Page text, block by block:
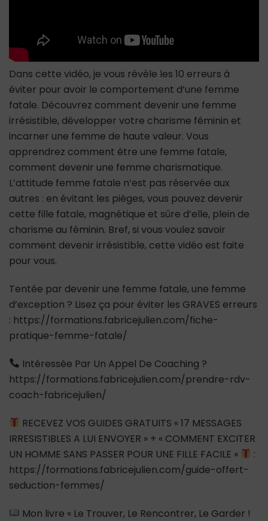
Irrésistible
Dans cette vidéo, je vous révèle les 10 erreurs à
éviter pour avoir le comportement d’une femme
fatale. Découvrez comment devenir une femme
irrésistible, développer votre charisme féminin et
incarner une femme de haute valeur. Vous
apprendrez comment être une femme fatale,
comment devenir une femme charismatique.
L’attitude femme fatale n’est pas réservée aux
autres : en évitant les pièges, vous pouvez devenir
cette fille fatale, magnétique et sûre d’elle, plein de
charisme au féminin. Bref, si vous voulez savoir
comment devenir irrésistible, cette vidéo est faite
pour vous.
Tentée par devenir une femme fatale, une femme
d’exception ? Lisez ça pour éviter les GRAVES erreurs
: https://formations.fabricejulien.com/fiche-
pratique-femme-fatale/
Intéressée Par Un Appel De Coaching ?
https://formations.fabricejulien.com/prendre-rdv-
coach-fabricejulien/
RECEVEZ VOS GUIDES GRATUITS « 17 MESSAGES
IRRESISTIBLES A LUI ENVOYER » + « COMMENT EXCITER
UN HOMME SANS PASSER POUR UNE FILLE FACILE »
:
https://formations.fabricejulien.com/guide-offert-
seduction-femmes/
Mon livre « Le Trouver, Le Rencontrer, Le Garder !